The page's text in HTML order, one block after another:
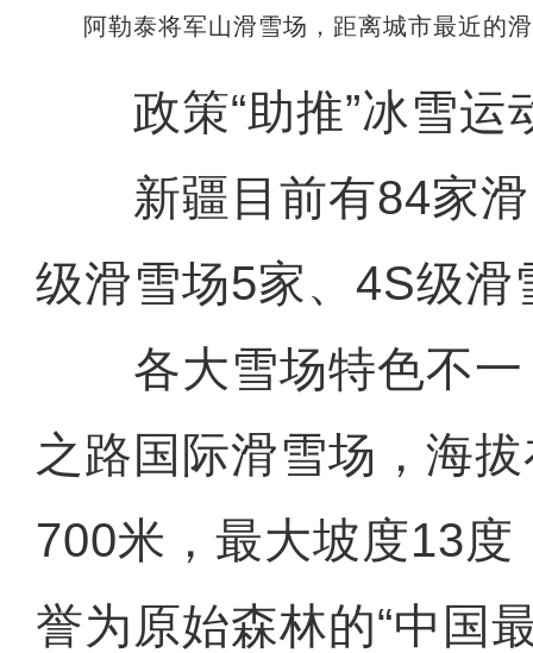
阿勒泰将军山滑雪场，距离城市最近的
政策“助推”冰雪运
新疆目前有84家滑
级滑雪场5家、4S级滑
各大雪场特色不一
之路国际滑雪场，海
700米，最大坡度13度
誉为原始森林的“中国